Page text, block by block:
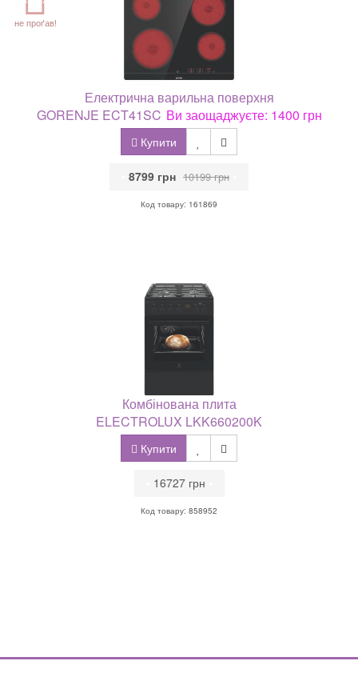
не проґав!
Електрична варильна поверхня
GORENJE ECT41SC Ви заощаджуєте: 1400 грн
Купити
8799 грн 10199 грн
Код товару: 161869
Комбінована плита
ELECTROLUX LKK660200K
Купити
16727 грн
Код товару: 858952